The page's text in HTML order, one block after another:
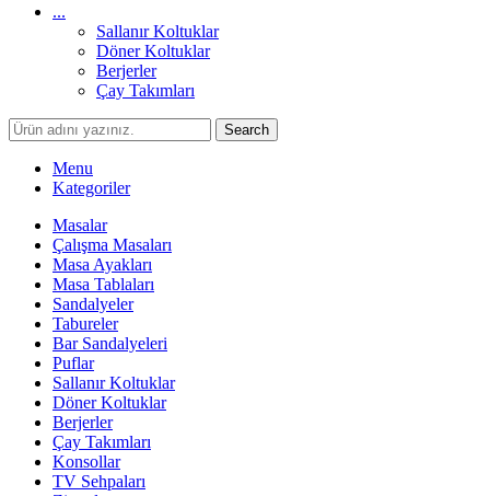
...
Sallanır Koltuklar
Döner Koltuklar
Berjerler
Çay Takımları
Search
Menu
Kategoriler
Masalar
Çalışma Masaları
Masa Ayakları
Masa Tablaları
Sandalyeler
Tabureler
Bar Sandalyeleri
Puflar
Sallanır Koltuklar
Döner Koltuklar
Berjerler
Çay Takımları
Konsollar
TV Sehpaları